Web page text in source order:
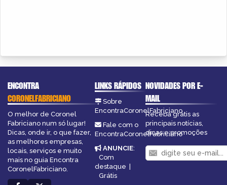
ENCONTRA
CORONELFABRICIANO
O melhor de Coronel
Fabriciano num só lugar!
Dicas, onde ir, o que fazer,
as melhores empresas,
locais, serviços e muito
mais no guia Encontra
CoronelFabriciano.
LINKS RÁPIDOS
Sobre
EncontraCoronelFabriciano
Fale com o
EncontraCoronelFabriciano
ANUNCIE:
Com
destaque
Grátis
NOVIDADES POR E-
MAIL
Receba grátis as
principais notícias,
dicas e promoções